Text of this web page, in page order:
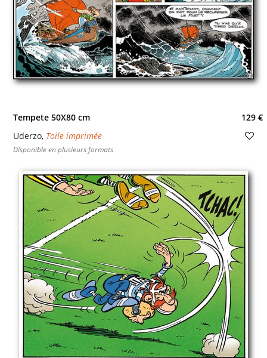
Tempete 50X80 cm
129 €
Uderzo, Toile imprimée
Disponible en plusieurs formats